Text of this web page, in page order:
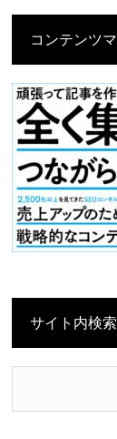
コンテンツ
中
サイト内検索